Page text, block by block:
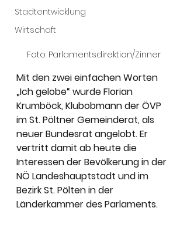
Stadtentwicklung
Wirtschaft
Foto: Parlamentsdirektion/Zinner
Mit den zwei einfachen Worten
„Ich gelobe“ wurde Florian
Krumböck, Klubobmann der ÖVP
im St. Pöltner Gemeinderat, als
neuer Bundesrat angelobt. Er
vertritt damit ab heute die
Interessen der Bevölkerung in der
NÖ Landeshauptstadt und im
Bezirk St. Pölten in der
Länderkammer des Parlaments.